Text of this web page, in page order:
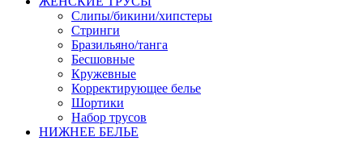
Слипы/бикини/хипстеры
Стринги
Бразильяно/танга
Бесшовные
Кружевные
Корректирующее белье
Шортики
Набор трусов
НИЖНЕЕ БЕЛЬЕ